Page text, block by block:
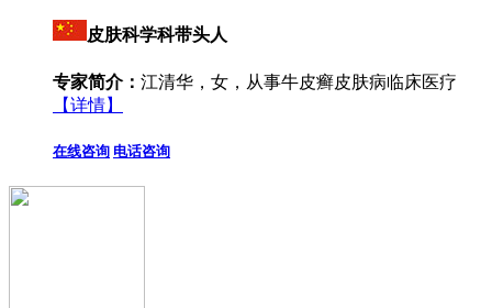
皮肤科学科带头人
专家简介： 江清华，女，从事牛皮癣皮肤病临床医疗
【详情】
在线咨询 电话咨询